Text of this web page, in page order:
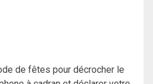
de fêtes pour décrocher le